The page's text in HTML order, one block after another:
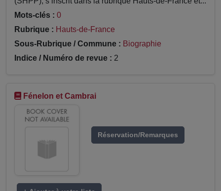
Mots-clés : 0
Rubrique : Hauts-de-France
Sous-Rubrique / Commune : Biographie
Indice / Numéro de revue : 2
Fénelon et Cambrai
Réservation/Remarques